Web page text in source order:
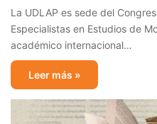
La UDLAP es sede del
Especialistas en Estudios de
académico internacional…
Leer más »